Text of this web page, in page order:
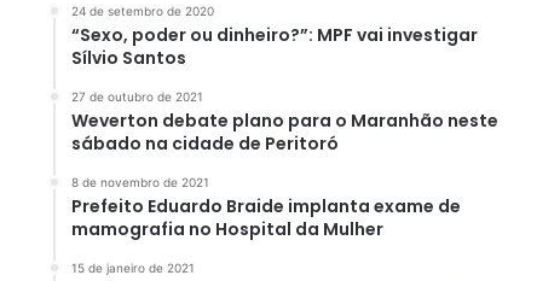
24 de setembro de 2020
“Sexo, poder ou dinheiro?”: MPF vai investigar
Sílvio Santos
27 de outubro de 2021
Weverton debate plano para o Maranhão neste
sábado na cidade de Peritoró
8 de novembro de 2021
Prefeito Eduardo Braide implanta exame de
mamografia no Hospital da Mulher
15 de janeiro de 2021